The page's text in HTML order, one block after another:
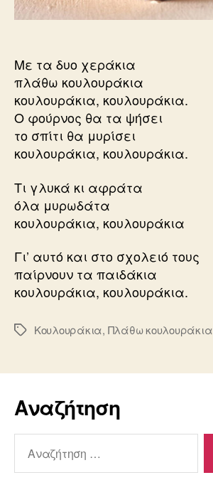
Με τα δυο χεράκια
πλάθω κουλουράκια
κουλουράκια, κουλουράκια.
Ο φούρνος θα τα ψήσει
το σπίτι θα μυρίσει
κουλουράκια, κουλουράκια.
Τι γλυκά κι αφράτα
όλα μυρωδάτα
κουλουράκια, κουλουράκια
Γι’ αυτό και στο σχολειό τους
παίρνουν τα παιδάκια
κουλουράκια, κουλουράκια.
ΕτικέτεςΚουλουράκια, Πλάθω κουλουράκια
Αναζήτηση
για: